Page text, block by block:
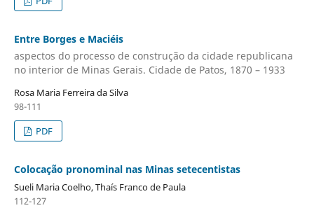
Entre Borges e Maciéis
aspectos do processo de construção da cidade republicana
no interior de Minas Gerais. Cidade de Patos, 1870 – 1933
Rosa Maria Ferreira da Silva
98-111
PDF
Colocação pronominal nas Minas setecentistas
Sueli Maria Coelho, Thaís Franco de Paula
112-127